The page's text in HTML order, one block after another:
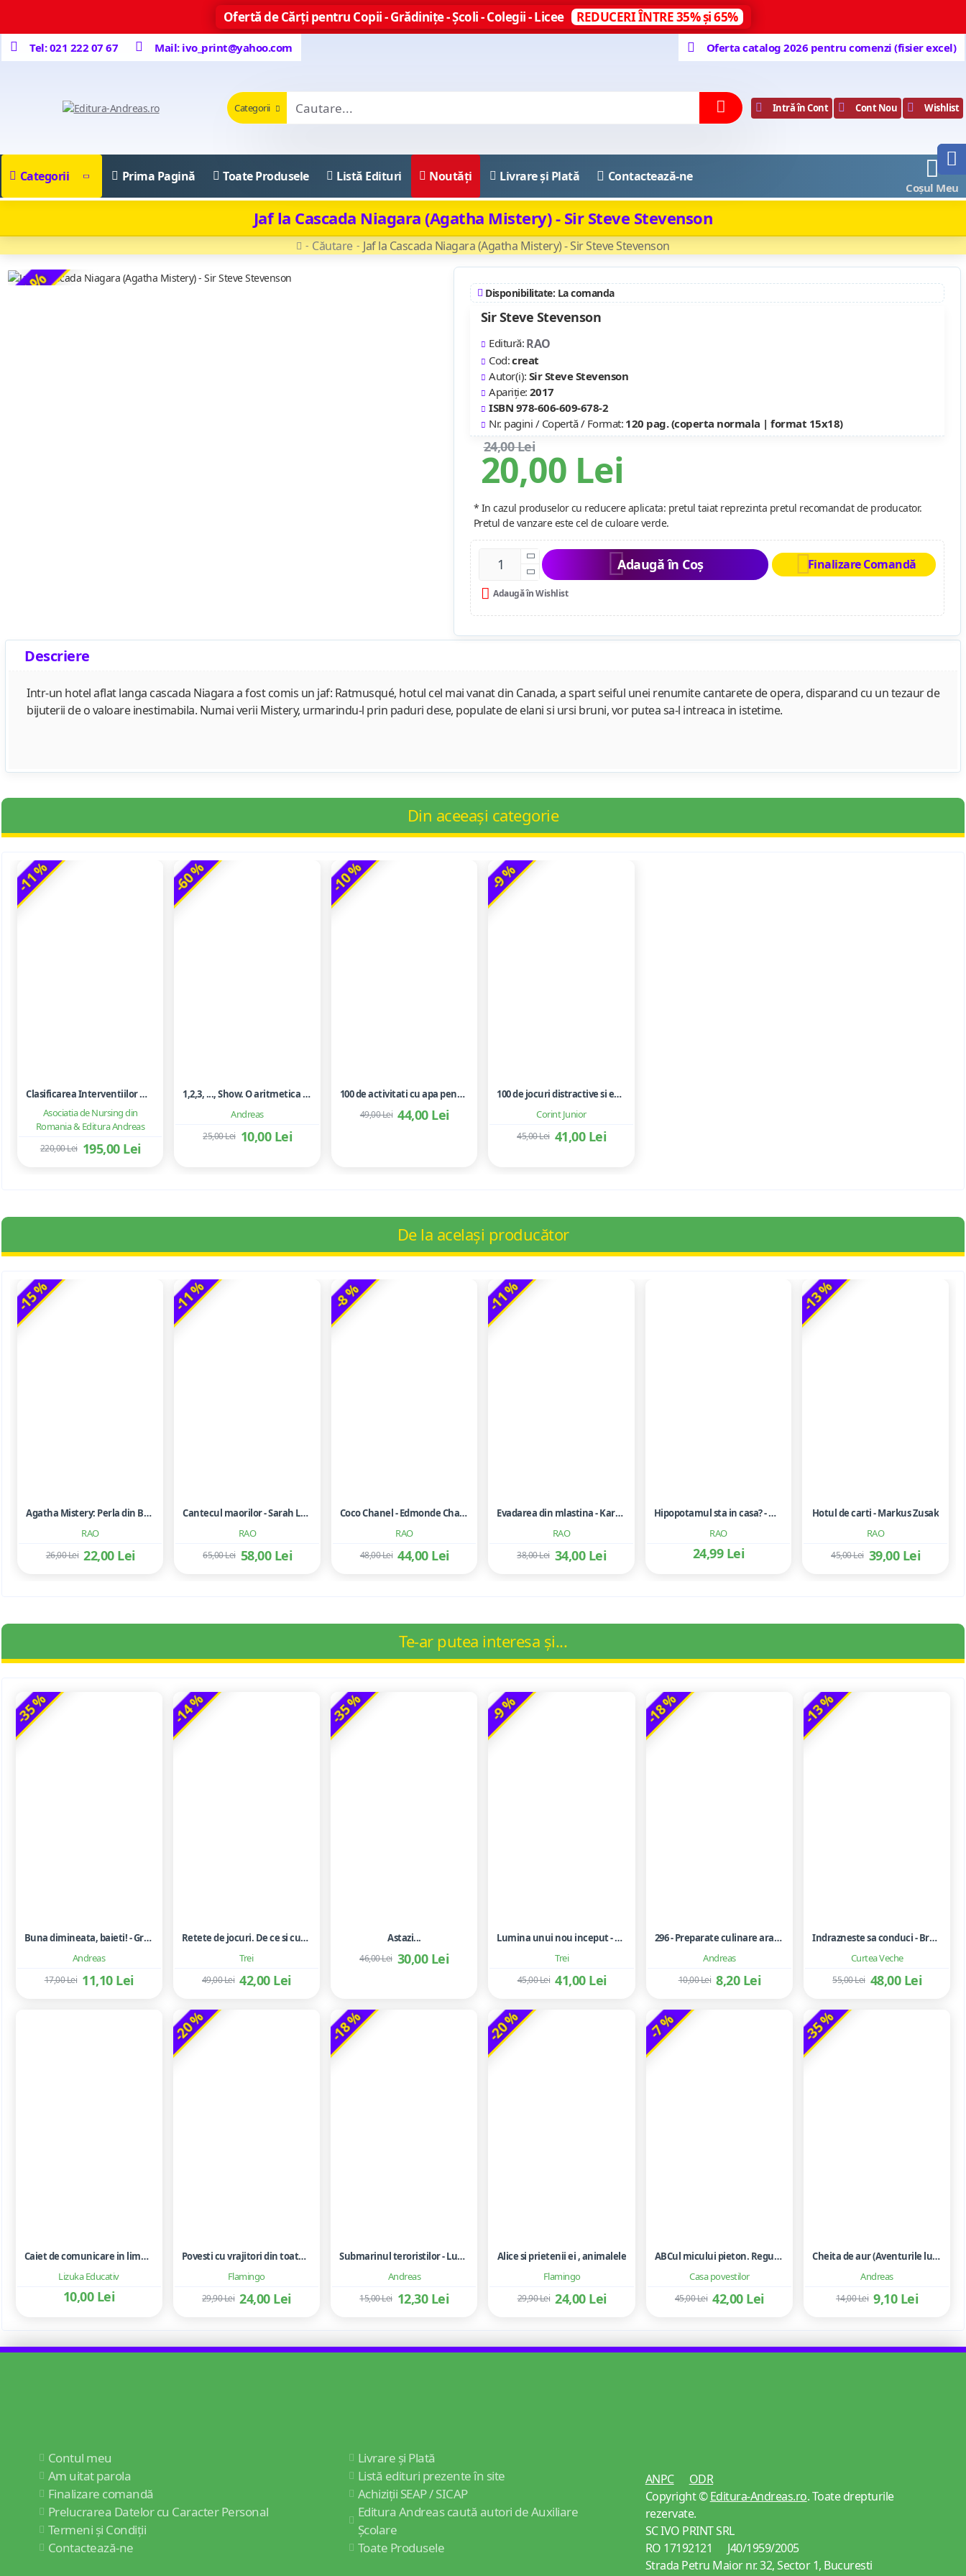
Ofertă de Cărți pentru Copii - Grădinițe - Școli - Colegii - Licee REDUCERI ÎNTRE 35% și 65%
Tel: 021 222 07 67 Mail: ivo_print@yahoo.com Oferta catalog 2026 pentru comenzi (fisier excel)
Categorii Intră în Cont Cont Nou Wishlist
Categorii Prima Pagină Toate Produsele Listă Edituri Noutăți Livrare și Plată Contactează-ne
Coșul Meu
Căutare Jaf la Cascada Niagara (Agatha Mistery) - Sir Steve Stevenson
Jaf la Cascada Niagara (Agatha Mistery) - Sir Steve Stevenson
-17 % Disponibilitate: La comanda
20,00 Lei
24,00 Lei
Sir Steve Stevenson
Editură: RAO
Cod:creat
Autor(i): Sir Steve Stevenson
Apariție: 2017
ISBN 978-606-609-678-2
Nr. pagini / Copertă / Format: 120 pag. (coperta normala | format 15x18)
Adaugă în Coș Finalizare Comandă
Adaugă în Wishlist
* In cazul produselor cu reducere aplicata: pretul taiat reprezinta pretul recomandat de producator.
Pretul de vanzare este cel de culoare verde.
Descriere
Intr-un hotel aflat langa cascada Niagara a fost comis un jaf: Ratmusqué, hotul cel mai vanat din Canada, a spart seiful unei renumite cantarete de opera, disparand cu un tezaur de
bijuterii de o valoare inestimabila. Numai verii Mistery, urmarindu-l prin paduri dese, populate de elani si ursi bruni, vor putea sa-l intreaca in istetime.
Din aceeași categorie
-11 %
Asociatia de Nursing din
Romania & Editura Andreas
Clasificarea Interventiilor Nursing (NIC)
195,00 Lei
220,00 Lei
-60 %
Andreas
1,2,3, ..., Show. O aritmetica emotionala, o poezie a matematicii - Ioan Dancila
10,00 Lei
25,00 Lei
-10 %
100 de activitati cu apa pentru dezvoltarea si relaxarea bebelusilor - Perrine Alliod
44,00 Lei
49,00 Lei
-9 %
Corint Junior
100 de jocuri distractive si educative
41,00 Lei
45,00 Lei
De la același producător
-15 %
RAO
Agatha Mistery: Perla din Bengal - Sir Steve Stevenson
22,00 Lei
26,00 Lei
-11 %
RAO
Cantecul maorilor - Sarah Lark
58,00 Lei
65,00 Lei
-8 %
RAO
Coco Chanel - Edmonde Charles-Roux
44,00 Lei
48,00 Lei
-11 %
RAO
Evadarea din mlastina - Karen Dionne
34,00 Lei
38,00 Lei
RAO
Hipopotamul sta in casa? - Moira Butterfield
24,99 Lei
-13 %
RAO
Hotul de carti - Markus Zusak
39,00 Lei
45,00 Lei
Te-ar putea interesa și...
-35 %
Andreas
Buna dimineata, baieti! - Grigore Bajenaru
11,10 Lei
17,00 Lei
-14 %
Trei
Retete de jocuri. De ce si cum sa te joci cu copilul tau - Lawrence J. Cohen
42,00 Lei
49,00 Lei
-35 %
Astazi...
30,00 Lei
46,00 Lei
-9 %
Trei
Lumina unui nou inceput - Agnès Martin-Lugand
41,00 Lei
45,00 Lei
-18 %
Andreas
296 - Preparate culinare arabe
8,20 Lei
10,00 Lei
-13 %
Curtea Veche
Indrazneste sa conduci - Brene Brown
48,00 Lei
55,00 Lei
Lizuka Educativ
Caiet de comunicare in limba romana pentru clasele pregatitoare - Achim Monica, Dimancea Florentina, Putineanu Isabella
10,00 Lei
-20 %
Flamingo
Povesti cu vrajitori din toata lumea
24,00 Lei
29,90 Lei
-18 %
Andreas
Submarinul teroristilor - Lucian Ciuchita
12,30 Lei
15,00 Lei
-20 %
Flamingo
Alice si prietenii ei , animalele
24,00 Lei
29,90 Lei
-7 %
Casa povestilor
ABCul micului pieton. Reguli de circulatie rutiera. Unde ne jucam. Jocuri cu zaruri. Sah
42,00 Lei
45,00 Lei
-35 %
Andreas
Cheita de aur (Aventurile lui Buratino) - Aleksei N.Tolstoi
9,10 Lei
14,00 Lei
Contul meu
Am uitat parola
Finalizare comandă
Prelucrarea Datelor cu Caracter Personal
Termeni și Condiții
Contactează-ne
Livrare și Plată
Listă edituri prezente în site
Achiziții SEAP / SICAP
Editura Andreas caută autori de Auxiliare
Școlare
Toate Produsele
ANPC
ODR
Copyright ©Editura-Andreas.ro. Toate drepturile
rezervate.
SC IVO PRINT SRL
RO 17192121 J40/1959/2005
Strada Petru Maior nr. 32, Sector 1, Bucuresti